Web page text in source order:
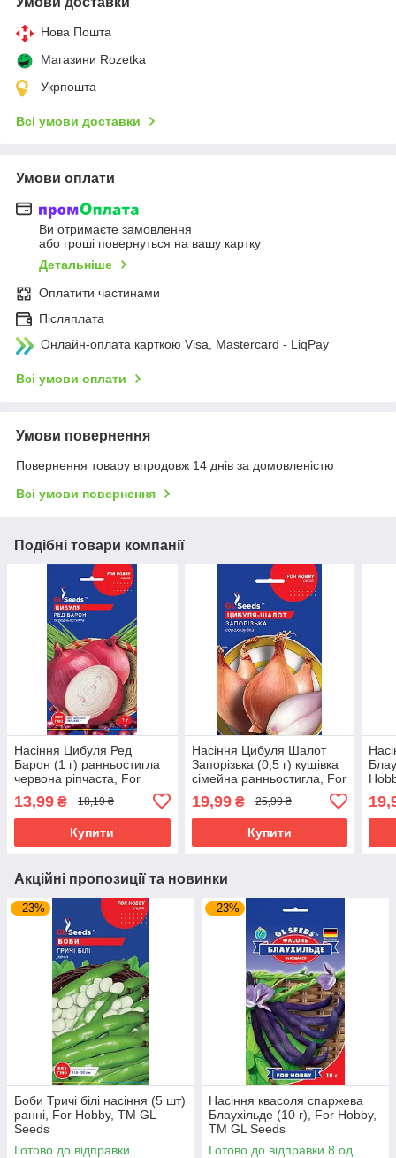
Нова Пошта
Магазини Rozetka
Укрпошта
Всі умови доставки
Умови оплати
Ви отримаєте замовлення
або гроші повернуться на вашу картку
Детальніше
Оплатити частинами
Післяплата
Онлайн-оплата карткою Visa, Mastercard - LiqPay
Всі умови оплати
Умови повернення
Повернення товару впродовж 14 днів за домовленістю
Всі умови повернення
Подібні товари компанії
Насіння Цибуля Ред
Барон (1 г) ранньостигла
червона ріпчаста, For
13,99 ₴ 18,19 ₴
Купити
Насіння Цибуля Шалот
Запорізька (0,5 г) кущівка
сімейна ранньостигла, For
19,99₴ 25,99 ₴
Купити
Акційні пропозиції та новинки
–23%
Боби Тричі білі насіння (5 шт)
ранні, For Hobby, TM GL
Seeds
Готово до відправки
–23%
Насіння квасоля спаржева
Блаухільде (10 г), For Hobby,
TM GL Seeds
Готово до відправки 8 од.